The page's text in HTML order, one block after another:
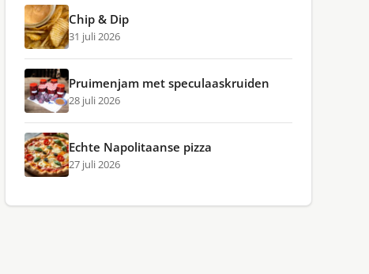
Chip & Dip
31 juli 2026
Pruimenjam met speculaaskruiden
28 juli 2026
Echte Napolitaanse pizza
27 juli 2026